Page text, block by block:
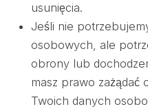
usunięcia.
Jeśli nie
osobowych, ale
obrony lub
masz prawo zażądać
Twoich danych